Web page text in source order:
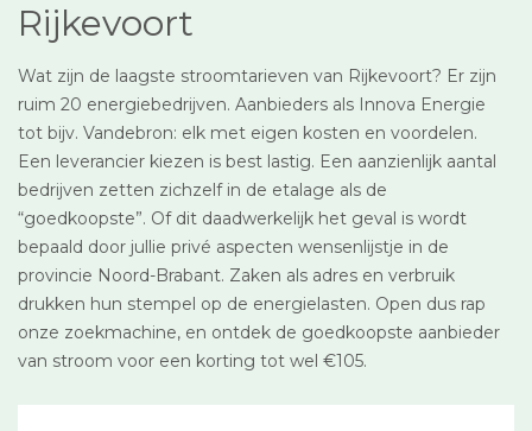
Rijkevoort
Wat zijn de laagste stroomtarieven van Rijkevoort? Er zijn
ruim 20 energiebedrijven. Aanbieders als Innova Energie
tot bijv. Vandebron: elk met eigen kosten en voordelen.
Een leverancier kiezen is best lastig. Een aanzienlijk aantal
bedrijven zetten zichzelf in de etalage als de
“goedkoopste”. Of dit daadwerkelijk het geval is wordt
bepaald door jullie privé aspecten wensenlijstje in de
provincie Noord-Brabant. Zaken als adres en verbruik
drukken hun stempel op de energielasten. Open dus rap
onze zoekmachine, en ontdek de goedkoopste aanbieder
van stroom voor een korting tot wel €105.